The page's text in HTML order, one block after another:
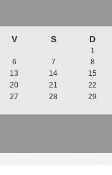
V S D
1
6 7
8
13 14
15
20 21
22
27 28
29